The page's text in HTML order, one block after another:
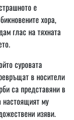
е
хора,
глас на тяхната
суровата
в носители
са представяни в
му
изяви.